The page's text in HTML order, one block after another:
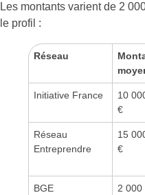
Les montants varient de 2
le profil :
Réseau
Initiative France
10
€
Réseau
Entreprendre
15
€
BGE
2 000